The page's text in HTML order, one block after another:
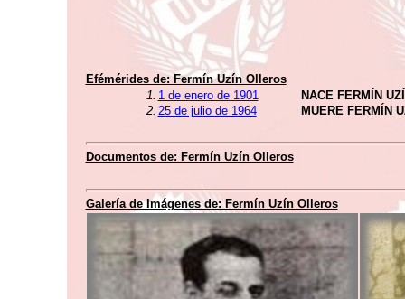
Efémérides de: Fermín Uzín Olleros
1. 1 de enero de 1901
NACE FERMÍN
2. 25 de julio de 1964 MUERE FERMÍN
Documentos de: Fermín Uzín Olleros
Galería de Imágenes de: Fermín Uzín Olleros